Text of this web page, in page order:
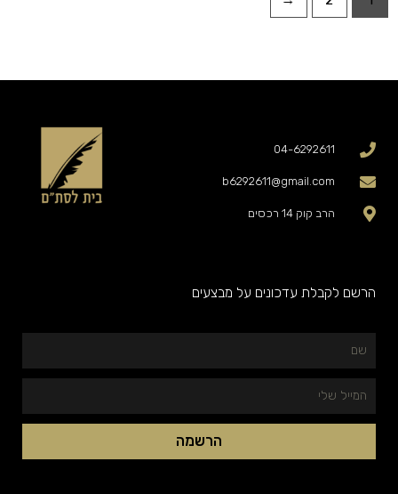
04-6292611
b6292611@gmail.com
הרב קוק 14 רכסים
הרשם לקבלת עדכונים על מבצעים
הרשמה